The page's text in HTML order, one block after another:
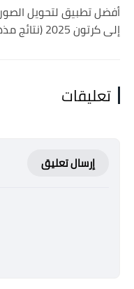
أفضل تطبيق لتحويل الصور
إلى كرتون 2025 (نتائج مذهلة)
تعليقات
إرسال تعليق